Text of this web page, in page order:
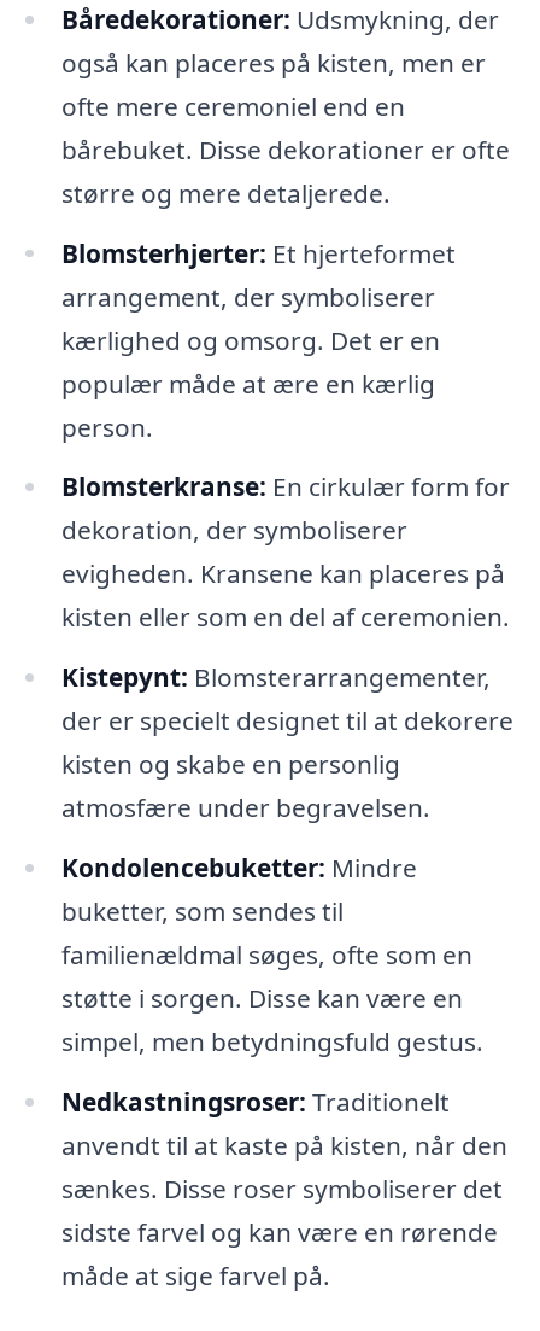
Båredekorationer: Udsmykning, der
også kan placeres på kisten, men er
ofte mere ceremoniel end en
bårebuket. Disse dekorationer er ofte
større og mere detaljerede.
Blomsterhjerter: Et hjerteformet
arrangement, der symboliserer
kærlighed og omsorg. Det er en
populær måde at ære en kærlig
person.
Blomsterkranse: En cirkulær form for
dekoration, der symboliserer
evigheden. Kransene kan placeres på
kisten eller som en del af ceremonien.
Kistepynt: Blomsterarrangementer,
der er specielt designet til at dekorere
kisten og skabe en personlig
atmosfære under begravelsen.
Kondolencebuketter: Mindre
buketter, som sendes til
familienældmal søges, ofte som en
støtte i sorgen. Disse kan være en
simpel, men betydningsfuld gestus.
Nedkastningsroser: Traditionelt
anvendt til at kaste på kisten, når den
sænkes. Disse roser symboliserer det
sidste farvel og kan være en rørende
måde at sige farvel på.